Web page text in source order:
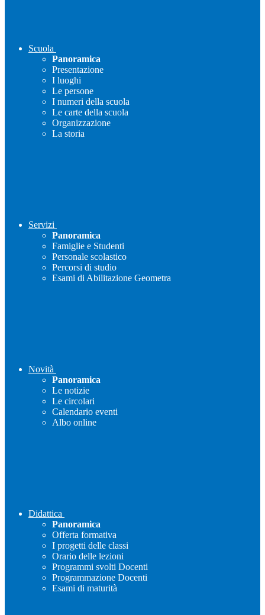
Scuola
Panoramica
Presentazione
I luoghi
Le persone
I numeri della scuola
Le carte della scuola
Organizzazione
La storia
Servizi
Panoramica
Famiglie e Studenti
Personale scolastico
Percorsi di studio
Esami di Abilitazione Geometra
Novità
Panoramica
Le notizie
Le circolari
Calendario eventi
Albo online
Didattica
Panoramica
Offerta formativa
I progetti delle classi
Orario delle lezioni
Programmi svolti Docenti
Programmazione Docenti
Esami di maturità